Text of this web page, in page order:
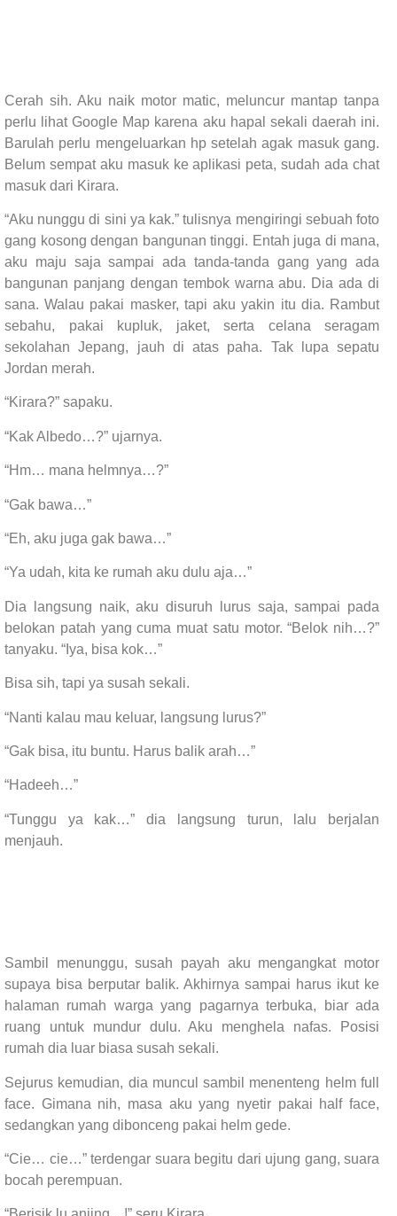
Cerah sih. Aku naik motor matic, meluncur mantap tanpa
perlu lihat Google Map karena aku hapal sekali daerah ini.
Barulah perlu mengeluarkan hp setelah agak masuk gang.
Belum sempat aku masuk ke aplikasi peta, sudah ada chat
masuk dari Kirara.
“Aku nunggu di sini ya kak.” tulisnya mengiringi sebuah foto
gang kosong dengan bangunan tinggi. Entah juga di mana,
aku maju saja sampai ada tanda-tanda gang yang ada
bangunan panjang dengan tembok warna abu. Dia ada di
sana. Walau pakai masker, tapi aku yakin itu dia. Rambut
sebahu, pakai kupluk, jaket, serta celana seragam
sekolahan Jepang, jauh di atas paha. Tak lupa sepatu
Jordan merah.
“Kirara?” sapaku.
“Kak Albedo…?” ujarnya.
“Hm… mana helmnya…?”
“Gak bawa…”
“Eh, aku juga gak bawa…”
“Ya udah, kita ke rumah aku dulu aja…”
Dia langsung naik, aku disuruh lurus saja, sampai pada
belokan patah yang cuma muat satu motor. “Belok nih…?”
tanyaku. “Iya, bisa kok…”
Bisa sih, tapi ya susah sekali.
“Nanti kalau mau keluar, langsung lurus?”
“Gak bisa, itu buntu. Harus balik arah…”
“Hadeeh…”
“Tunggu ya kak…” dia langsung turun, lalu berjalan
menjauh.
Sambil menunggu, susah payah aku mengangkat motor
supaya bisa berputar balik. Akhirnya sampai harus ikut ke
halaman rumah warga yang pagarnya terbuka, biar ada
ruang untuk mundur dulu. Aku menghela nafas. Posisi
rumah dia luar biasa susah sekali.
Sejurus kemudian, dia muncul sambil menenteng helm full
face. Gimana nih, masa aku yang nyetir pakai half face,
sedangkan yang dibonceng pakai helm gede.
“Cie… cie…” terdengar suara begitu dari ujung gang, suara
bocah perempuan.